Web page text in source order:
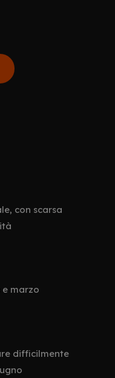
con scarsa
marzo
difficilmente